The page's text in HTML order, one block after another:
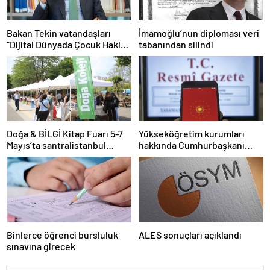
Bakan Tekin vatandaşları
“Dijital Dünyada Çocuk Hakları
Sözleşmesi”ni imzalamaya
davet etti
İmamoğlu’nun diploması veri
tabanından silindi
Doğa & BİLGİ Kitap Fuarı 5-7
Mayıs’ta santralistanbul
Kampüsünde kapılarını açıyor
Yükseköğretim kurumları
hakkında Cumhurbaşkanı
kararı Resmi Gazete’de
Binlerce öğrenci bursluluk
sınavına girecek
ALES sonuçları açıklandı